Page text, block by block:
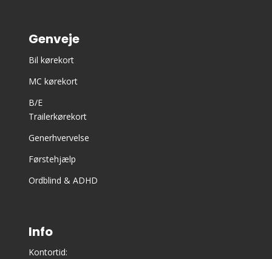
Genveje
Bil kørekort
MC kørekort
B/E
Trailerkørekort
Generhvervelse
Førstehjælp
Ordblind & ADHD
Info
Kontortid: